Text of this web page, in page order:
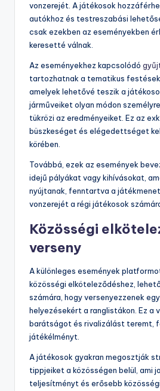
vonzerejét. A játékosok
autókhoz és testreszabási
csak ezekben az eseményekben
keresetté válnak.
Az eseményekhez kapcsolódó
tartozhatnak a tematikus
amelyek lehetővé teszik a
járműveiket olyan módon
tükrözi az eredményeiket. Ez az
büszkeséget és elégedettséget
körében.
Továbbá, ezek az események
idejű pályákat vagy kihívásokat,
nyújtanak, fenntartva a
vonzerejét a régi játékosok
Közösségi
verseny
A különleges események
közösségi elköteleződéshez,
számára, hogy versenyezzenek
helyezésekért a ranglistákon. Ez a
barátságot és rivalizálást teremt,
játékélményt.
A játékosok gyakran megosztják
tippjeiket a közösségen belül, ami
teljesítményt és erősebb